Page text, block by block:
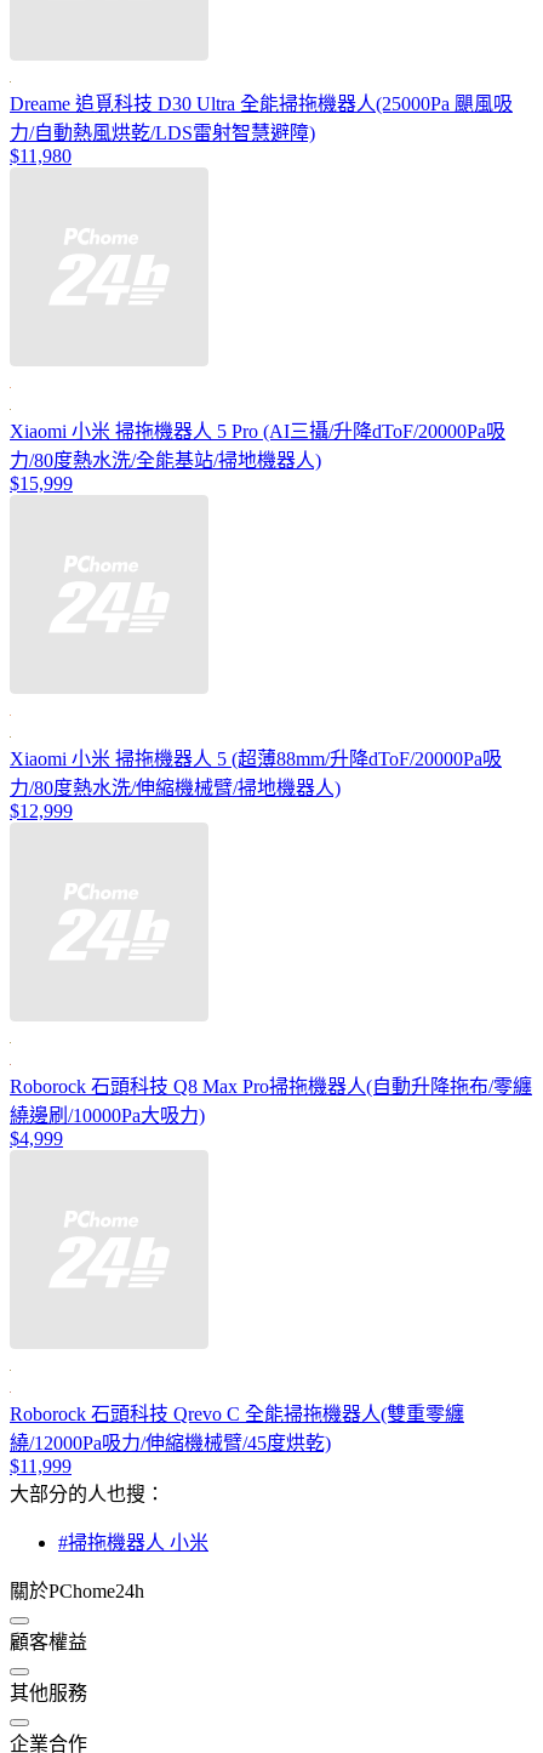
Dreame 追覓科技 D30 Ultra 全能掃拖機器人(25000Pa 颶風吸
力/自動熱風烘乾/LDS雷射智慧避障)
$11,980
Xiaomi 小米 掃拖機器人 5 Pro (AI三攝/升降dToF/20000Pa吸
力/80度熱水洗/全能基站/掃地機器人)
$15,999
Xiaomi 小米 掃拖機器人 5 (超薄88mm/升降dToF/20000Pa吸
力/80度熱水洗/伸縮機械臂/掃地機器人)
$12,999
Roborock 石頭科技 Q8 Max Pro掃拖機器人(自動升降拖布/零纏
繞邊刷/10000Pa大吸力)
$4,999
Roborock 石頭科技 Qrevo C 全能掃拖機器人(雙重零纏
繞/12000Pa吸力/伸縮機械臂/45度烘乾)
$11,999
大部分的人也搜：
#掃拖機器人 小米
關於PChome24h
顧客權益
其他服務
企業合作